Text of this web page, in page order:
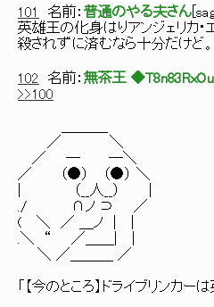
101 名前： 普通のやる夫さん
英雄王の化身はりアンジェリカ
殺されずに済むなら十分だけど。
102 名前： 無茶王
>>100
／ ＼
／ ─ ─＼
／ （●） （●） ＼
| （__人__） |
./ ∩ノ ⊃ ／
( ＼ ／ ＿ノ | |
.＼ “ ／＿＿| |
＼ ／＿＿＿ ／
「【今のところ】ドライブリンカー